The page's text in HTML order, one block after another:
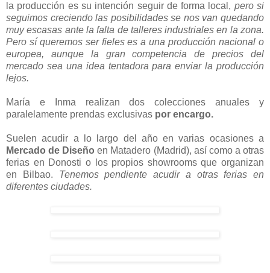
la producción es su intención seguir de forma local, pero si
seguimos creciendo las posibilidades se nos van quedando
muy escasas ante la falta de talleres industriales en la zona.
Pero sí queremos ser fieles es a una producción nacional o
europea, aunque la gran competencia de precios del
mercado sea una idea tentadora para enviar la producción
lejos.
María e Inma realizan dos colecciones anuales y
paralelamente prendas exclusivas por encargo.
Suelen acudir a lo largo del año en varias ocasiones a
Mercado de Diseño en Matadero (Madrid), así como a otras
ferias en Donosti o los propios showrooms que organizan
en Bilbao. Tenemos pendiente acudir a otras ferias en
diferentes ciudades.